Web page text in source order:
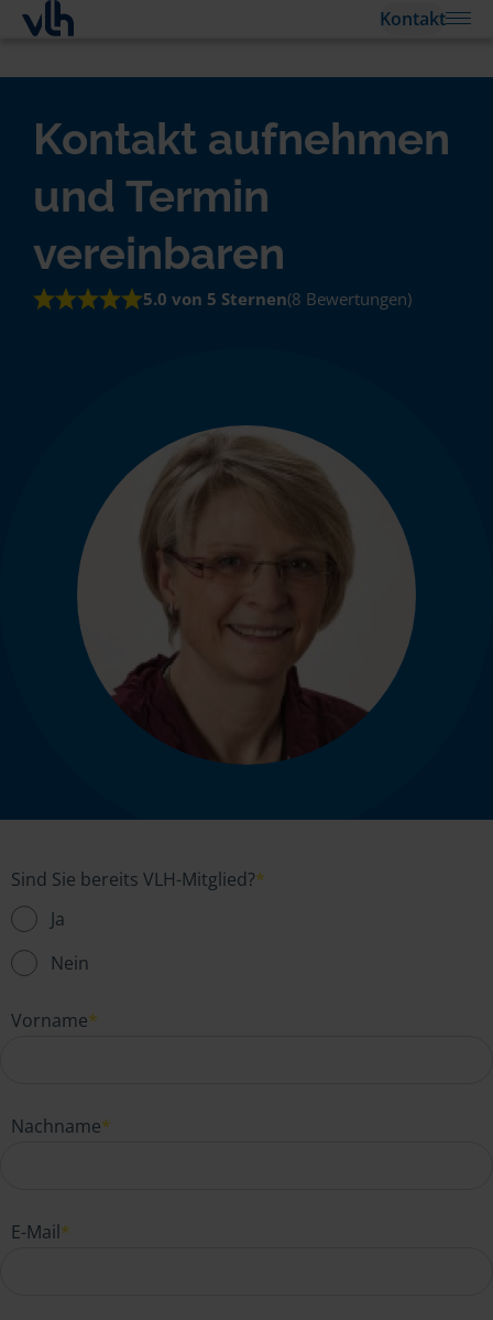
Kontakt
Kontakt aufnehmen
und Termin
vereinbaren
5.0 von 5 Sternen(8 Bewertungen)
Sind Sie bereits VLH-Mitglied?*
Ja
Nein
Vorname*
Nachname*
E-Mail*